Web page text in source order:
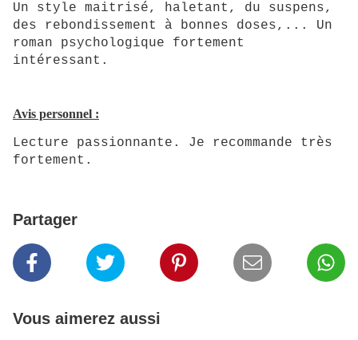
Un style maitrisé, haletant, du suspens,
des rebondissement à bonnes doses,... Un
roman psychologique fortement
intéressant.
Avis personnel :
Lecture passionnante. Je recommande très
fortement.
Partager
Vous aimerez aussi